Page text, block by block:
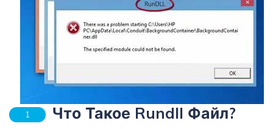
1 Что Такое Rundll Файл?